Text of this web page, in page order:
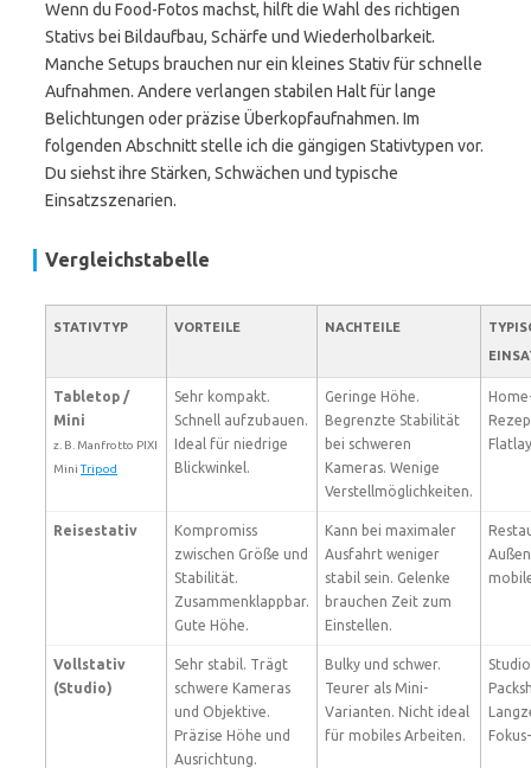
Wenn du Food-Fotos machst, hilft die Wahl des richtigen
Stativs bei Bildaufbau, Schärfe und Wiederholbarkeit.
Manche Setups brauchen nur ein kleines Stativ für schnelle
Aufnahmen. Andere verlangen stabilen Halt für lange
Belichtungen oder präzise Überkopfaufnahmen. Im
folgenden Abschnitt stelle ich die gängigen Stativtypen vor.
Du siehst ihre Stärken, Schwächen und typische
Einsatzszenarien.
Vergleichstabelle
STATIVTYP VORTEILE NACHTEILE
Tabletop /
Mini
z. B. Manfrotto PIXI
MiniTripod
Sehr kompakt.
Schnell aufzubauen.
Ideal für niedrige
Blickwinkel.
Geringe Höhe.
Begrenzte Stabilität
bei schweren
Kameras. Wenige
Verstellmöglichkeiten.
Reisestativ
Kompromiss
zwischen Größe und
Stabilität.
Zusammenklappbar.
Gute Höhe.
Kann bei maximaler
Ausfahrt weniger
stabil sein. Gelenke
brauchen Zeit zum
Einstellen.
Vollstativ
(Studio)
Sehr stabil. Trägt
schwere Kameras
und Objektive.
Präzise Höhe und
Ausrichtung.
Bulky und schwer.
Teurer als Mini-
Varianten. Nicht ideal
für mobiles Arbeiten.